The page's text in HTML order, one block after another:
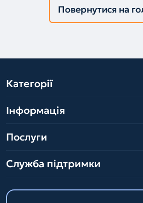
Повернутися на
Категорії
Інформація
Послуги
Служба підтримки